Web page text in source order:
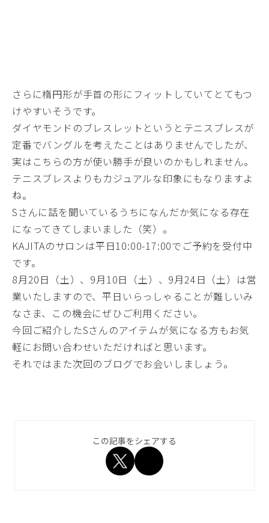
さらに楕円形が手首の形にフィットしていてとてもつ
けやすいそうです。
ダイヤモンドのブレスレットというとテニスブレスが
定番でバングルを考えたことはありませんでしたが、
実はこちらの方が使い勝手が良いのかもしれません。
テニスブレスよりもカジュアルな印象にもなりますよ
ね。
Sさんに話を聞いているうちになんだか気になる存在
になってきてしまいました（笑）。
KAJITAのサロンは平日10:00-17:00でご予約を受付中
です。
8月20日（土）、9月10日（土）、9月24日（土）は営
業いたしますので、平日いらっしゃることが難しいみ
なさま、この機会にぜひご利用ください。
今回ご紹介したSさんのアイテムが気になる方もお気
軽にお問い合わせいただければと思います。
それではまた次回のブログでお会いしましょう。
この記事をシェアする